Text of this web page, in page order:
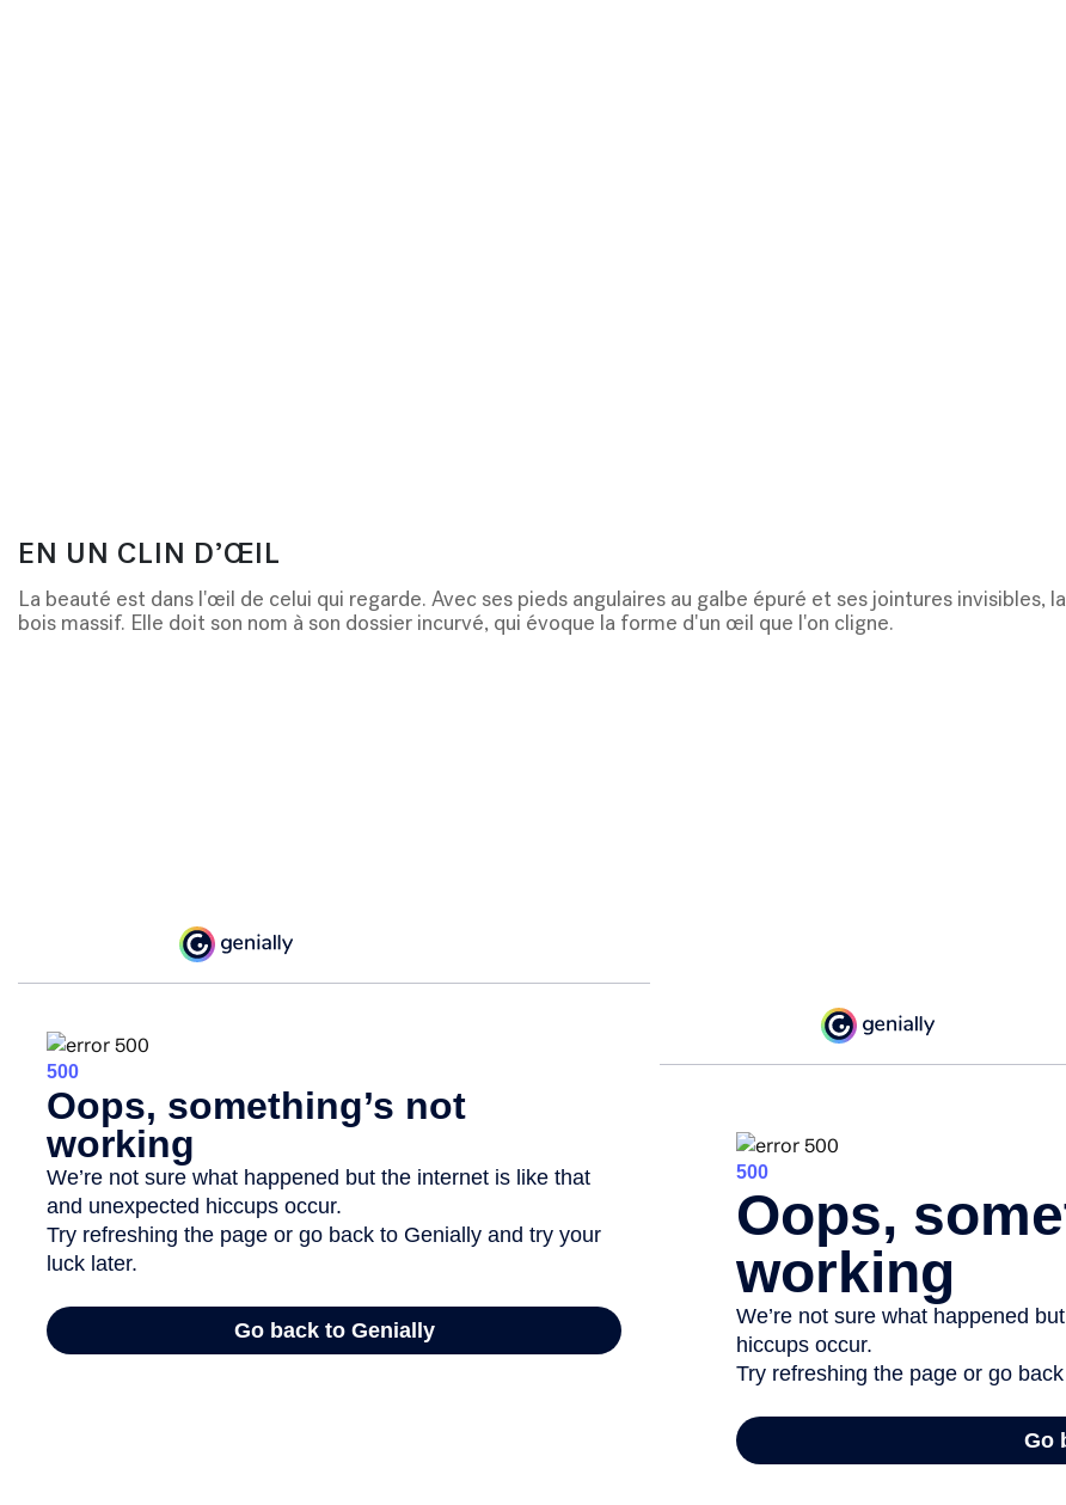
EN UN CLIN D’ŒIL
La beauté est dans l'œil de celui qui regarde. Avec ses pieds angulaires au galbe épuré et ses jointures invisibles, la
bois massif. Elle doit son nom à son dossier incurvé, qui évoque la forme d'un œil que l'on cligne.